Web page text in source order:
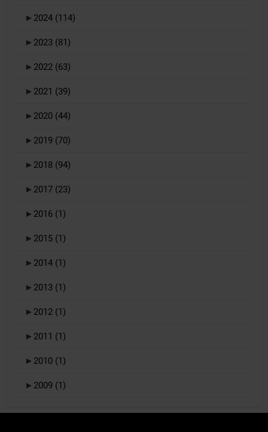
► 2024 (114)
► 2023 (81)
► 2022 (63)
► 2021 (39)
► 2020 (44)
► 2019 (70)
► 2018 (94)
► 2017 (23)
► 2016 (1)
► 2015 (1)
► 2014 (1)
► 2013 (1)
► 2012 (1)
► 2011 (1)
► 2010 (1)
► 2009 (1)